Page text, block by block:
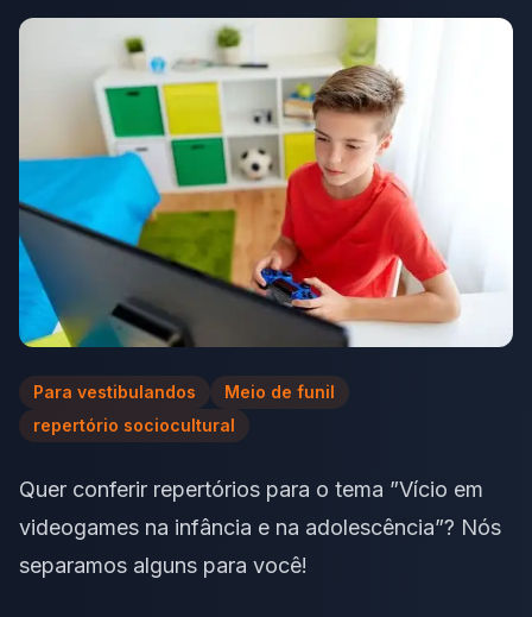
Para vestibulandos
Meio de funil
repertório sociocultural
Quer conferir repertórios para o tema ”Vício em
videogames na infância e na adolescência”? Nós
separamos alguns para você!